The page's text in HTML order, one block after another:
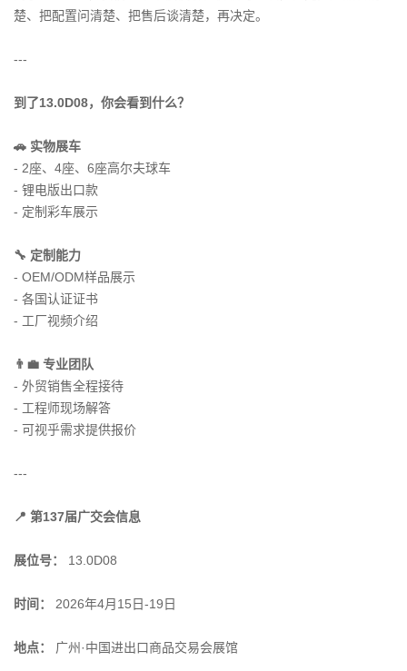
楚、把配置问清楚、把售后谈清楚，再决定。
---
到了13.0D08，你会看到什么？
🚗 实物展车
- 2座、4座、6座高尔夫球车
- 锂电版出口款
- 定制彩车展示
🔧 定制能力
- OEM/ODM样品展示
- 各国认证证书
- 工厂视频介绍
👨‍💼 专业团队
- 外贸销售全程接待
- 工程师现场解答
- 可视乎需求提供报价
---
📍 第137届广交会信息
展位号： 13.0D08
时间： 2026年4月15日-19日
地点： 广州·中国进出口商品交易会展馆